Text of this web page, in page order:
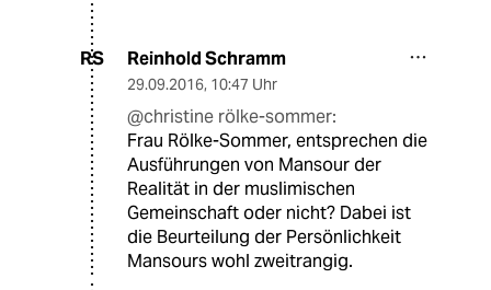
RS Reinhold Schramm
29.09.2016, 10:47 Uhr
@christine rölke-sommer:
Frau Rölke-Sommer, entsprechen die
Ausführungen von Mansour der
Realität in der muslimischen
Gemeinschaft oder nicht? Dabei ist
die Beurteilung der Persönlichkeit
Mansours wohl zweitrangig.